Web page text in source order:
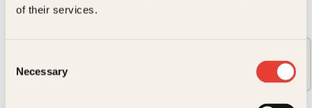
of their services.
Selection
Necessary349kr